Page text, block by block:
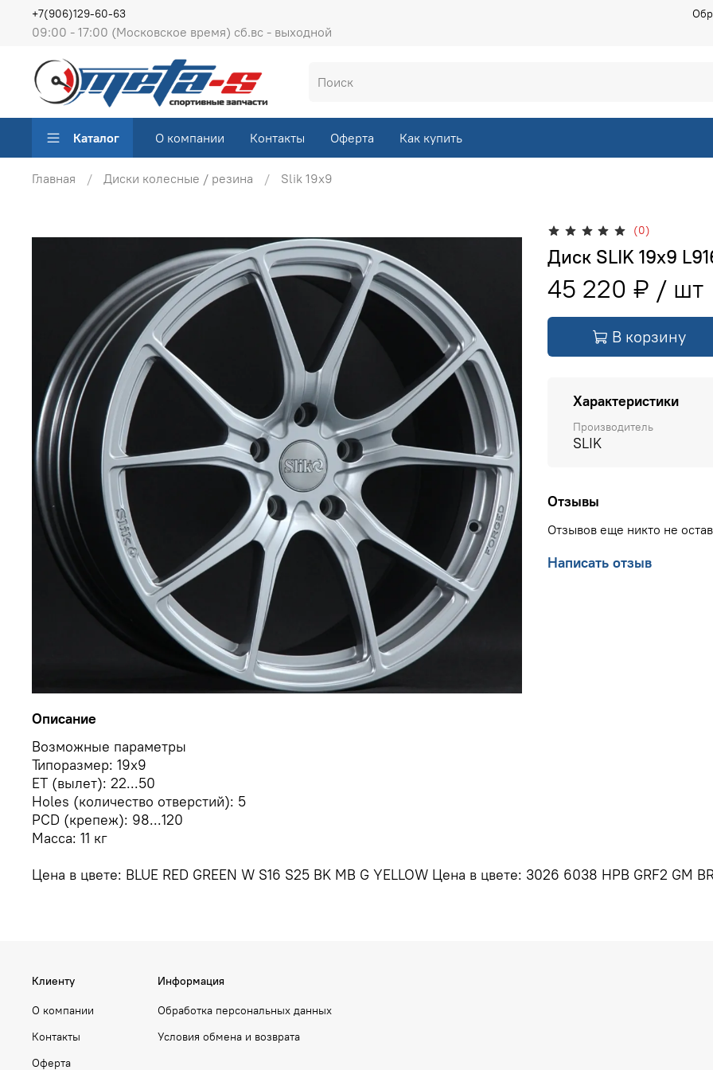
09:00 - 17:00 (Московское время) сб.вс - выходной
+7(906)129-60-63
Каталог О компании Контакты Оферта Как купить
Главная Диски колесные / резина Slik 19х9
(0)
Диск SLIK 19х9
45 220 ₽
В корзину
Характеристики
Производитель
SLIK
Отзывы
Отзывов еще никто не
Написать отзыв
Описание
Возможные параметры
Типоразмер: 19x9
ЕТ (вылет): 22...50
Holes (количество отверстий): 5
PCD (крепеж): 98...120
Масса: 11 кг
Цена в цвете: BLUE RED GREEN W S16 S25 BK MB G YELLOW Цена в цвете: 3026 6038 HPB GRF2 GM
Клиенту
О компании
Контакты
Оферта
Информация
Обработка персональных данных
Условия обмена и возврата